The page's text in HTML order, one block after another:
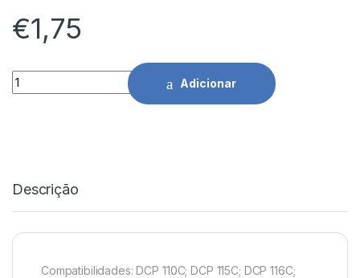
€1,75
Tinteiro Comp. Brother LC900/LC950 CY quantidade
Adicionar
Descrição
Compatibilidades: DCP 110C; DCP 115C; DCP 116C;